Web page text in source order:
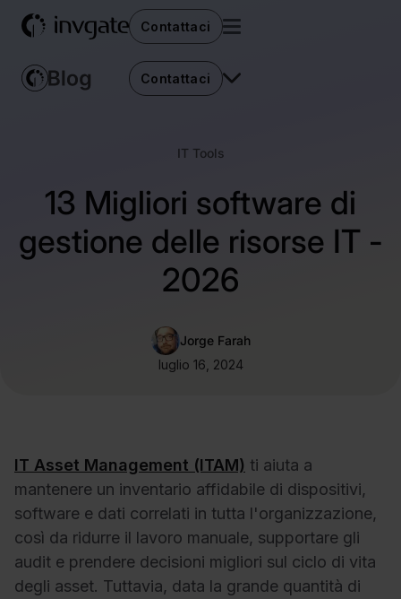
Contattaci
Contattaci
IT Tools
13 Migliori software di
gestione delle risorse IT -
2026
Jorge Farah
luglio 16, 2024
IT Asset Management (ITAM) ti aiuta a
mantenere un inventario affidabile di dispositivi,
software e dati correlati in tutta l'organizzazione,
così da ridurre il lavoro manuale, supportare gli
audit e prendere decisioni migliori sul ciclo di vita
degli asset. Tuttavia, data la grande quantità di